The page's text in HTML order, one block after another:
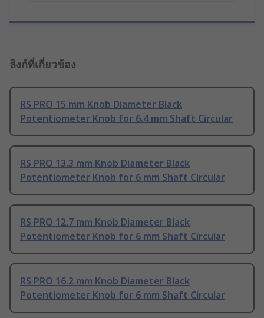
ลิงก์ที่เกี่ยวข้อง
RS PRO 15 mm Knob Diameter Black
Potentiometer Knob for 6.4 mm Shaft Circular
RS PRO 13.3 mm Knob Diameter Black
Potentiometer Knob for 6 mm Shaft Circular
RS PRO 12.7 mm Knob Diameter Black
Potentiometer Knob for 6 mm Shaft Circular
RS PRO 16.2 mm Knob Diameter Black
Potentiometer Knob for 6 mm Shaft Circular